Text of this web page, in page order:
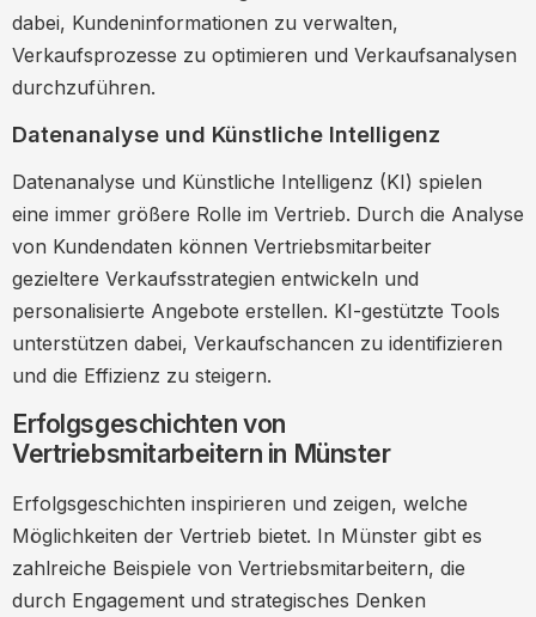
dabei, Kundeninformationen zu verwalten,
Verkaufsprozesse zu optimieren und Verkaufsanalysen
durchzuführen.
Datenanalyse und Künstliche Intelligenz
Datenanalyse und Künstliche Intelligenz (KI) spielen
eine immer größere Rolle im Vertrieb. Durch die Analyse
von Kundendaten können Vertriebsmitarbeiter
gezieltere Verkaufsstrategien entwickeln und
personalisierte Angebote erstellen. KI-gestützte Tools
unterstützen dabei, Verkaufschancen zu identifizieren
und die Effizienz zu steigern.
Erfolgsgeschichten von
Vertriebsmitarbeitern in Münster
Erfolgsgeschichten inspirieren und zeigen, welche
Möglichkeiten der Vertrieb bietet. In Münster gibt es
zahlreiche Beispiele von Vertriebsmitarbeitern, die
durch Engagement und strategisches Denken